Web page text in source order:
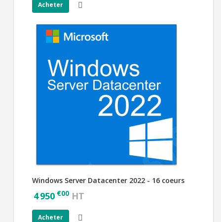
Acheter
Windows Server Datacenter 2022 - 16 coeurs
4 950 €00 HT
Acheter